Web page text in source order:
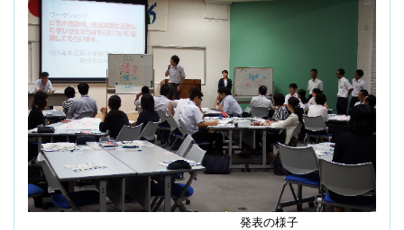
発表の様子